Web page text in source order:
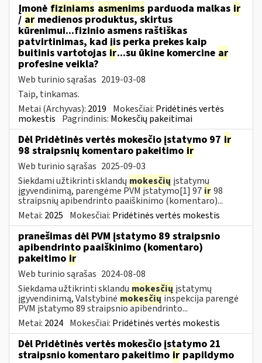
Įmonė fiziniams asmenims parduoda malkas ir
/ ar medienos produktus, skirtus
kūrenimui...fizinio asmens raštiškas
patvirtinimas, kad jis perka prekes kaip
buitinis vartotojas ir...su ūkine komercine ar
profesine veikla?
Web turinio sąrašas 2019-03-08
Taip, tinkamas.
Metai (Archyvas): 2019 Mokesčiai: Pridėtinės vertės
mokestis Pagrindinis: Mokesčių pakeitimai
Dėl Pridėtinės vertės mokesčio įstatymo 97 ir
98 straipsnių komentaro pakeitimo ir
Web turinio sąrašas 2025-09-03
Siekdami užtikrinti sklandų mokesčių įstatymų
įgyvendinimą, parengėme PVM įstatymo[1] 97 ir98
straipsnių apibendrinto paaiškinimo (komentaro)...
Metai: 2025 Mokesčiai: Pridėtinės vertės mokestis
pranešimas dėl PVM įstatymo 89 straipsnio
apibendrinto paaiškinimo (komentaro)
pakeitimo ir
Web turinio sąrašas 2024-08-08
Siekdama užtikrinti sklandų mokesčių įstatymų
įgyvendinimą, Valstybinė mokesčiųinspekcija parengė
PVM įstatymo 89 straipsnio apibendrinto...
Metai: 2024 Mokesčiai: Pridėtinės vertės mokestis
Dėl Pridėtinės vertės mokesčio įstatymo 21
straipsnio komentaro pakeitimo ir papildymo